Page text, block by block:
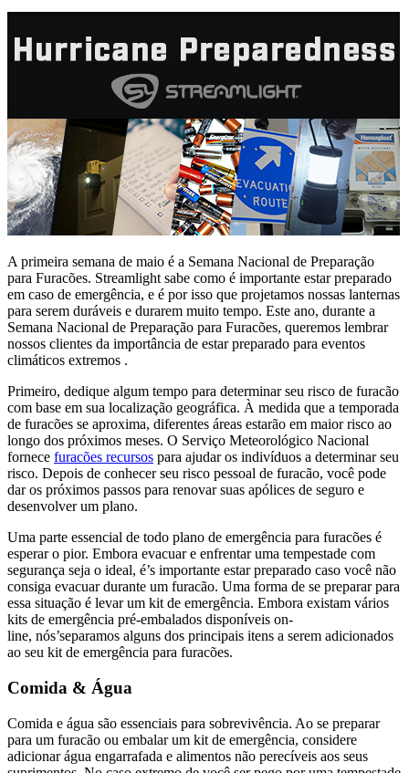
A primeira semana de maio é a Semana Nacional de Preparação
para Furacões. Streamlight sabe como é importante estar preparado
em caso de emergência, e é por isso que projetamos nossas lanternas
para serem duráveis ​​e durarem muito tempo. Este ano, durante a
Semana Nacional de Preparação para Furacões, queremos lembrar
nossos clientes da importância de estar preparado para eventos
climáticos extremos .
Primeiro, dedique algum tempo para determinar seu risco de furacão
com base em sua localização geográfica. À medida que a temporada
de furacões se aproxima, diferentes áreas estarão em maior risco ao
longo dos próximos meses. O Serviço Meteorológico Nacional
fornece furacões recursos para ajudar os indivíduos a determinar seu
risco. Depois de conhecer seu risco pessoal de furacão, você pode
dar os próximos passos para renovar suas apólices de seguro e
desenvolver um plano.
Uma parte essencial de todo plano de emergência para furacões é
esperar o pior. Embora evacuar e enfrentar uma tempestade com
segurança seja o ideal, é’s importante estar preparado caso você não
consiga evacuar durante um furacão. Uma forma de se preparar para
essa situação é levar um kit de emergência. Embora existam vários
kits de emergência pré-embalados disponíveis on-
line, nós’separamos alguns dos principais itens a serem adicionados
ao seu kit de emergência para furacões.
Comida & Água
Comida e água são essenciais para sobrevivência. Ao se preparar
para um furacão ou embalar um kit de emergência, considere
adicionar água engarrafada e alimentos não perecíveis aos seus